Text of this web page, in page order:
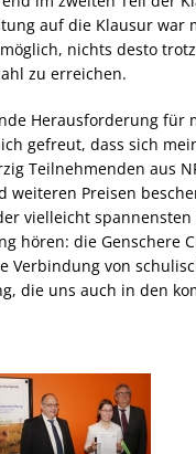
auf die Klausur war
nichts desto
zu erreichen.
Herausforderung
gefreut, dass sich
Teilnehmenden aus
Preisen
vielleicht
hören: die Genschere
Verbindung von
die uns auch in den